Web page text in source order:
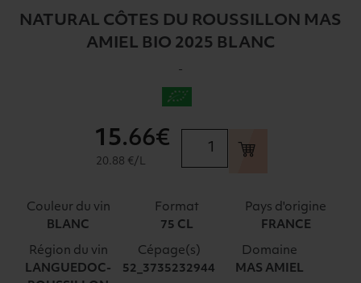
NATURAL CÔTES DU ROUSSILLON MAS
AMIEL BIO 2025 BLANC
-
MAS
AMIEL
15.66€
20.88 €/L
Couleur du vin
BLANC
Format
75 CL
Pays d'origine
FRANCE
Région du vin
LANGUEDOC-
Cépage(s)
52_3735232944
Domaine
MAS AMIEL